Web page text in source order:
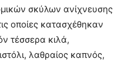
σκύλων ανίχνευσης
οποίες κατασχέθηκαν
τέσσερα κιλά,
λαθραίος καπνός,